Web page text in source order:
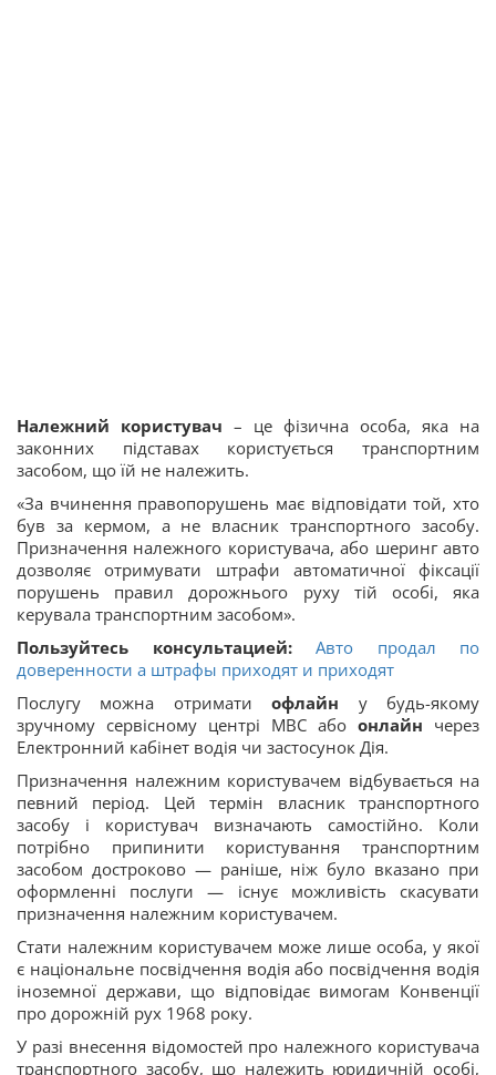
Належний користувач – це фізична особа, яка на
законних підставах користується транспортним
засобом, що їй не належить.
«За вчинення правопорушень має відповідати той, хто
був за кермом, а не власник транспортного засобу.
Призначення належного користувача, або шеринг авто
дозволяє отримувати штрафи автоматичної фіксації
порушень правил дорожнього руху тій особі, яка
керувала транспортним засобом».
Пользуйтесь консультацией:
Авто продал по
доверенности а штрафы приходят и приходят
Послугу можна отриматиофлайн у будь-якому
зручному сервісному центрі МВС або онлайн через
Електронний кабінет водія чи застосунок Дія.
Призначення належним користувачем відбувається на
певний період. Цей термін власник транспортного
засобу і користувач визначають самостійно. Коли
потрібно припинити користування транспортним
засобом достроково — раніше, ніж було вказано при
оформленні послуги — існує можливість скасувати
призначення належним користувачем.
Стати належним користувачем може лише особа, у якої
є національне посвідчення водія або посвідчення водія
іноземної держави, що відповідає вимогам Конвенції
про дорожній рух 1968 року.
У разі внесення відомостей про належного користувача
транспортного засобу, що належить юридичній особі,